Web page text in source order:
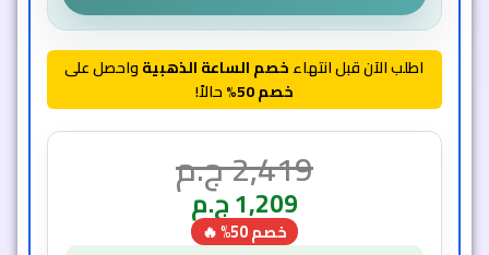
اطلب الآن قبل انتهاءخصم الساعة الذهبيةواحصل على
خصم 50%
حالاً!
2,419ج.م
1,209ج.م
خصم 50% 🔥